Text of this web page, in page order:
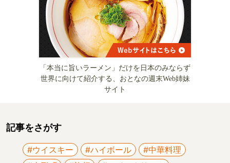
「本当に旨いラーメン」だけを日本のみならず
世界に向けて紹介する、おとなの週末Web姉妹
サイト
記事をさがす
#ウイスキー #ハイボール
#中華料理